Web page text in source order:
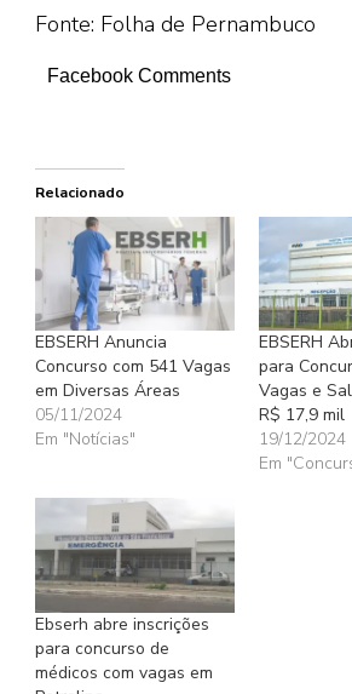
Fonte: Folha de Pernambuco
Facebook Comments
Relacionado
EBSERH Anuncia
Concurso com 541 Vagas
em Diversas Áreas
05/11/2024
Em "Notícias"
EBSERH
para
Vagas e
R$ 17,9 mil
19/12/2024
Em
Ebserh abre inscrições
para concurso de
médicos com vagas em